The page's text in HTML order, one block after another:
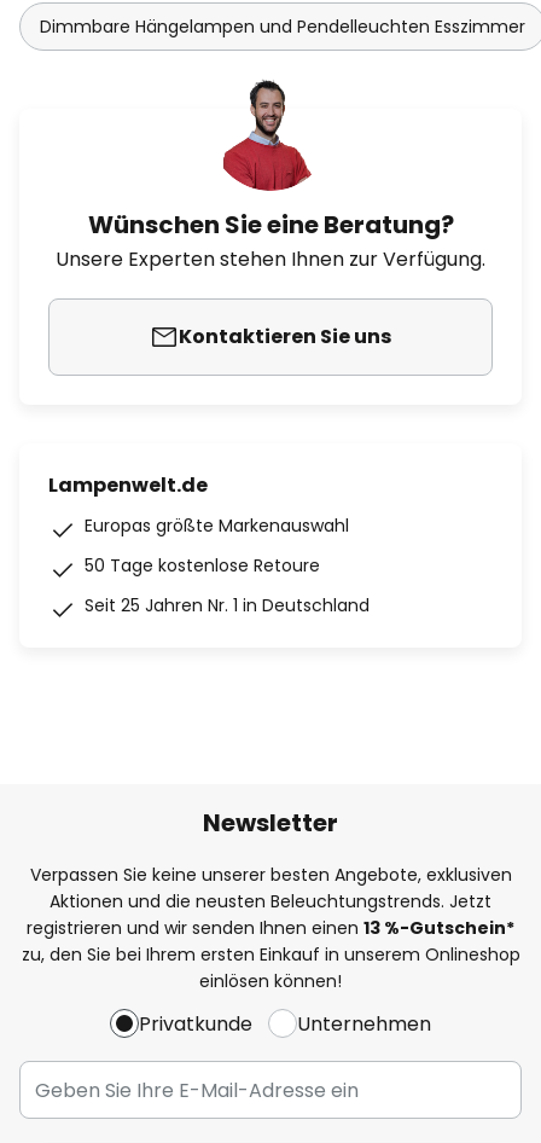
Dimmbare Hängelampen und Pendelleuchten Esszimmer
Wünschen Sie eine Beratung?
Unsere Experten stehen Ihnen zur Verfügung.
Kontaktieren Sie uns
Lampenwelt.de
Europas größte Markenauswahl
50 Tage kostenlose Retoure
Seit 25 Jahren Nr. 1 in Deutschland
Newsletter
Verpassen Sie keine unserer besten Angebote, exklusiven
Aktionen und die neusten Beleuchtungstrends. Jetzt
registrieren und wir senden Ihnen einen 13 %-Gutschein*
zu, den Sie bei Ihrem ersten Einkauf in unserem Onlineshop
einlösen können!
Privatkunde Unternehmen